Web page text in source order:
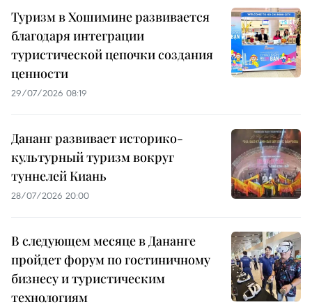
Туризм в Хошимине развивается
благодаря интеграции
туристической цепочки создания
ценности
29/07/2026 08:19
Дананг развивает историко-
культурный туризм вокруг
туннелей Киань
28/07/2026 20:00
В следующем месяце в Дананге
пройдет форум по гостиничному
бизнесу и туристическим
технологиям